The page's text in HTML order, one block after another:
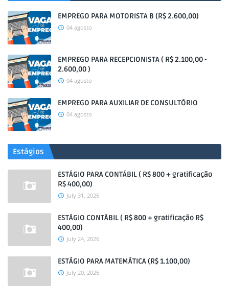
EMPREGO PARA MOTORISTA B (R$ 2.600,00)
04 agosto
EMPREGO PARA RECEPCIONISTA ( R$ 2.100,00 -
2.600,00 )
04 agosto
EMPREGO PARA AUXILIAR DE CONSULTÓRIO
04 agosto
Estágios
ESTÁGIO PARA CONTÁBIL ( R$ 800 + gratificação
R$ 400,00)
July 31, 2026
ESTÁGIO CONTÁBIL ( R$ 800 + gratificação R$
400,00)
July 24, 2026
ESTÁGIO PARA MATEMÁTICA (R$ 1.100,00)
July 20, 2026